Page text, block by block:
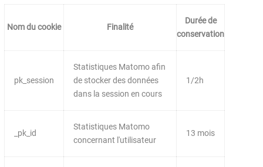
Nom du cookie Finalité
Durée de
conservation
pk_session
Statistiques Matomo afin
de stocker des données
dans la session en cours
1/2h
_pk_id
Statistiques Matomo
concernant l'utilisateur
13 mois